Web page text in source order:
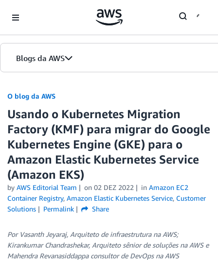
Blogs da AWS
Página inicial
Edições
O blog da AWS
Usando o Kubernetes Migration
Factory (KMF) para migrar do Google
Kubernetes Engine (GKE) para o
Amazon Elastic Kubernetes Service
(Amazon EKS)
by AWS Editorial Team on 02 DEZ 2022 in Amazon EC2
Container Registry, Amazon Elastic Kubernetes Service, Customer
Solutions
Permalink Share
Por Vasanth Jeyaraj, Arquiteto de infraestrutura na AWS;
Kirankumar Chandrashekar, Arquiteto sênior de soluções na AWS e
Mahendra Revanasiddappa consultor de DevOps na AWS